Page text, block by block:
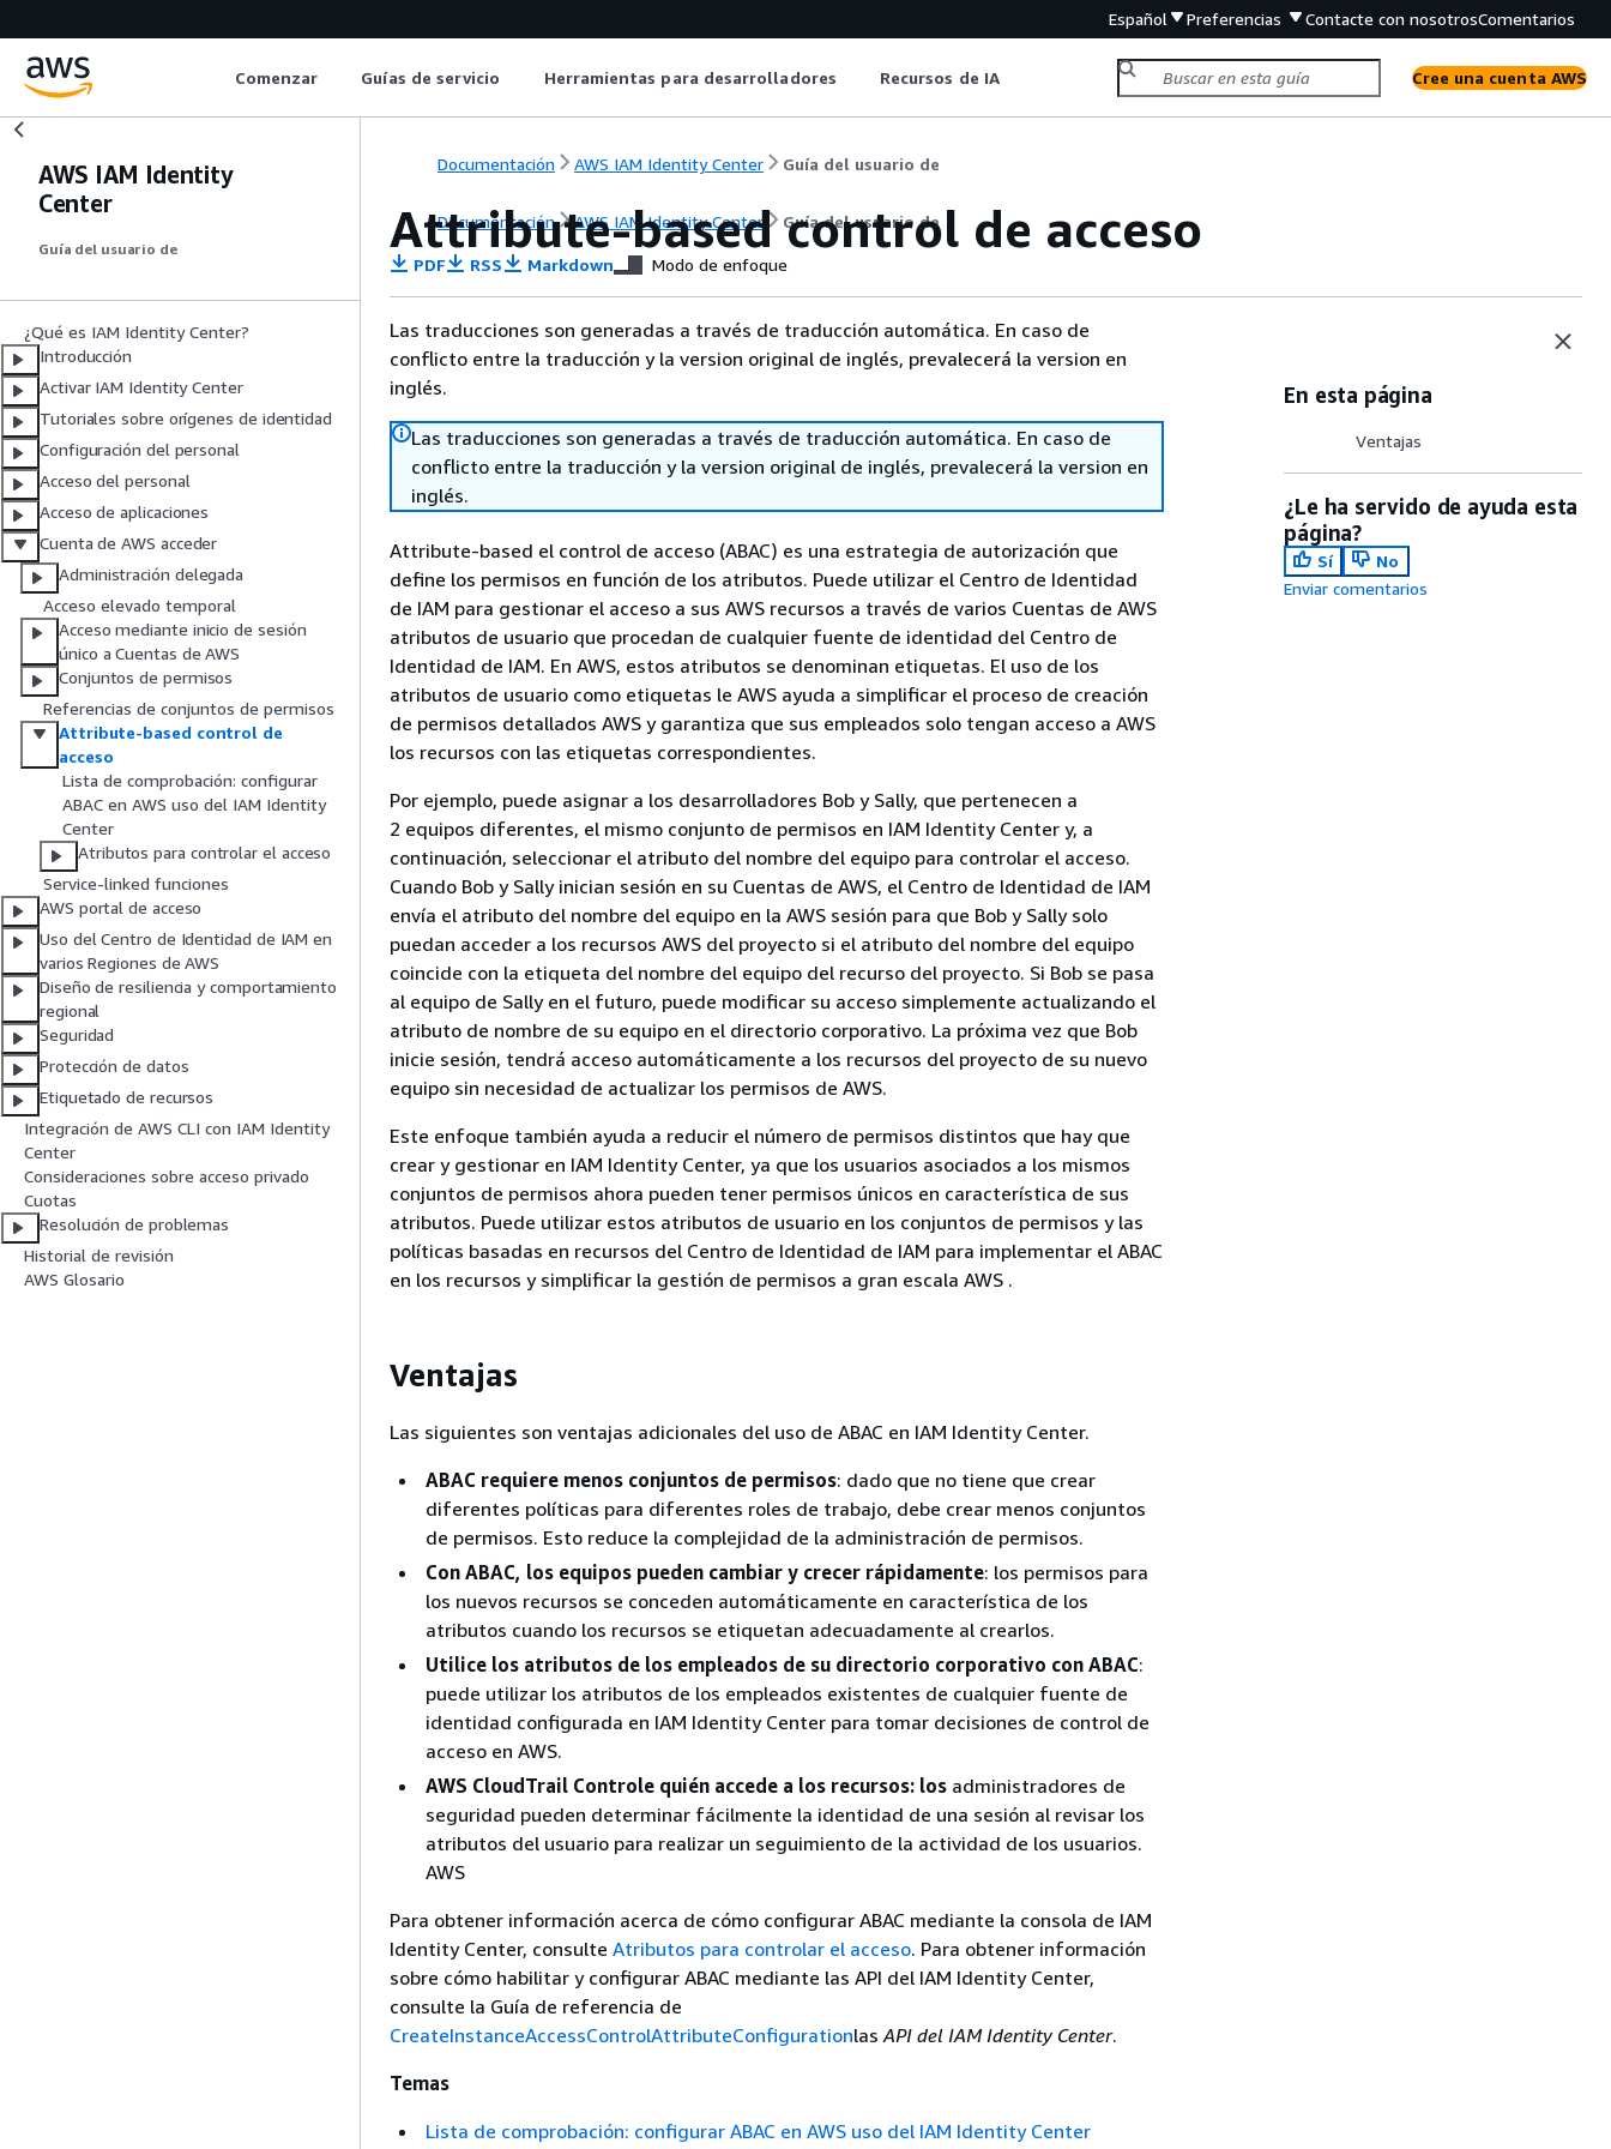
Español Preferencias Contacte con nosotrosComentarios
Comenzar Guías de servicio Herramientas para desarrolladores Recursos de IA Cree una cuenta AWS
AWS IAM Identity
Center
Guía del usuario de
¿Qué es IAM Identity Center?
Introducción
Activar IAM Identity Center
Tutoriales sobre orígenes de identidad
Configuración del personal
Acceso del personal
Acceso de aplicaciones
Cuenta de AWS acceder
Administración delegada
Acceso elevado temporal
Acceso mediante inicio de sesión
único a Cuentas de AWS
Conjuntos de permisos
Referencias de conjuntos de permisos
Attribute-based control de
acceso
Lista de comprobación: configurar
ABAC en AWS uso del IAM Identity
Center
Atributos para controlar el acceso
Service-linked funciones
AWS portal de acceso
Uso del Centro de Identidad de IAM en
varios Regiones de AWS
Diseño de resiliencia y comportamiento
regional
Seguridad
Protección de datos
Etiquetado de recursos
Integración de AWS CLI con IAM Identity
Center
Consideraciones sobre acceso privado
Cuotas
Resolución de problemas
Historial de revisión
AWS Glosario
Documentación AWS IAM Identity Center Guía del usuario de
Documentación AWS IAM Identity Center Guía del usuario de
Attribute-based control de acceso
PDF RSS Markdown Modo de enfoque
Las traducciones son generadas a través de traducción automática. En caso de
conflicto entre la traducción y la version original de inglés, prevalecerá la version en
inglés.
Las traducciones son generadas a través de traducción automática. En caso de
conflicto entre la traducción y la version original de inglés, prevalecerá la version en
inglés.
Attribute-based el control de acceso (ABAC) es una estrategia de autorización que
define los permisos en función de los atributos. Puede utilizar el Centro de Identidad
de IAM para gestionar el acceso a sus AWS recursos a través de varios Cuentas de AWS
atributos de usuario que procedan de cualquier fuente de identidad del Centro de
Identidad de IAM. En AWS, estos atributos se denominan etiquetas. El uso de los
atributos de usuario como etiquetas le AWS ayuda a simplificar el proceso de creación
de permisos detallados AWS y garantiza que sus empleados solo tengan acceso a AWS
los recursos con las etiquetas correspondientes.
Por ejemplo, puede asignar a los desarrolladores Bob y Sally, que pertenecen a
2 equipos diferentes, el mismo conjunto de permisos en IAM Identity Center y, a
continuación, seleccionar el atributo del nombre del equipo para controlar el acceso.
Cuando Bob y Sally inician sesión en su Cuentas de AWS, el Centro de Identidad de IAM
envía el atributo del nombre del equipo en la AWS sesión para que Bob y Sally solo
puedan acceder a los recursos AWS del proyecto si el atributo del nombre del equipo
coincide con la etiqueta del nombre del equipo del recurso del proyecto. Si Bob se pasa
al equipo de Sally en el futuro, puede modificar su acceso simplemente actualizando el
atributo de nombre de su equipo en el directorio corporativo. La próxima vez que Bob
inicie sesión, tendrá acceso automáticamente a los recursos del proyecto de su nuevo
equipo sin necesidad de actualizar los permisos de AWS.
Este enfoque también ayuda a reducir el número de permisos distintos que hay que
crear y gestionar en IAM Identity Center, ya que los usuarios asociados a los mismos
conjuntos de permisos ahora pueden tener permisos únicos en característica de sus
atributos. Puede utilizar estos atributos de usuario en los conjuntos de permisos y las
políticas basadas en recursos del Centro de Identidad de IAM para implementar el ABAC
en los recursos y simplificar la gestión de permisos a gran escala AWS .
Ventajas
Las siguientes son ventajas adicionales del uso de ABAC en IAM Identity Center.
ABAC requiere menos conjuntos de permisos: dado que no tiene que crear
diferentes políticas para diferentes roles de trabajo, debe crear menos conjuntos
de permisos. Esto reduce la complejidad de la administración de permisos.
Con ABAC, los equipos pueden cambiar y crecer rápidamente: los permisos para
los nuevos recursos se conceden automáticamente en característica de los
atributos cuando los recursos se etiquetan adecuadamente al crearlos.
Utilice los atributos de los empleados de su directorio corporativo con ABAC:
puede utilizar los atributos de los empleados existentes de cualquier fuente de
identidad configurada en IAM Identity Center para tomar decisiones de control de
acceso en AWS.
AWS CloudTrail Controle quién accede a los recursos: los administradores de
seguridad pueden determinar fácilmente la identidad de una sesión al revisar los
atributos del usuario para realizar un seguimiento de la actividad de los usuarios.
AWS
Para obtener información acerca de cómo configurar ABAC mediante la consola de IAM
Identity Center, consulte Atributos para controlar el acceso. Para obtener información
sobre cómo habilitar y configurar ABAC mediante las API del IAM Identity Center,
consulte la Guía de referencia de
CreateInstanceAccessControlAttributeConfigurationlas API del IAM Identity Center.
Temas
Lista de comprobación: configurar ABAC en AWS uso del IAM Identity Center
En esta página
Ventajas
¿Le ha servido de ayuda esta
página?
Sí
No
Enviar comentarios